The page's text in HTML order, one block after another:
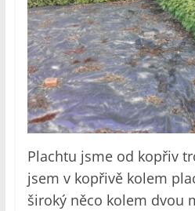
Plachtu jsme od kopřiv
jsem v kopřivě kolem
široký něco kolem dvou